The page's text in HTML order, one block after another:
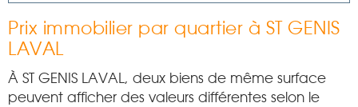
Prix immobilier par quartier à ST GENIS
LAVAL
À ST GENIS LAVAL, deux biens de même surface
peuvent afficher des valeurs différentes selon le